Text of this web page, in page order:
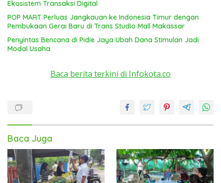
Ekosistem Transaksi Digital
POP MART Perluas Jangkauan ke Indonesia Timur dengan
Pembukaan Gerai Baru di Trans Studio Mall Makassar
Penyintas Bencana di Pidie Jaya Ubah Dana Stimulan Jadi
Modal Usaha
Baca berita terkini di Infokota.co
Baca Juga